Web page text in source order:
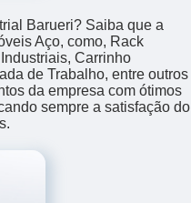
Barueri? Saiba que a
Aço, como, Rack
Carrinho
de Trabalho, entre outros
da empresa com ótimos
sempre a satisfação do